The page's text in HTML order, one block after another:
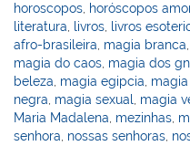
horoscopos, horóscopos
literatura, livros, livros
afro-brasileira, magia branca,
magia do caos, magia dos
beleza, magia egipcia,
negra, magia sexual, magia
Maria Madalena, mezinhas,
senhora, nossas senhoras,